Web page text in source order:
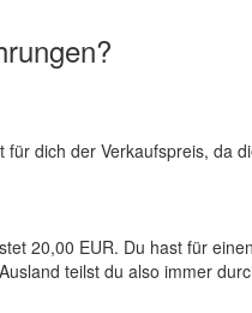
dich der Verkaufspreis, da
20,00 EUR. Du hast für
teilst du also immer